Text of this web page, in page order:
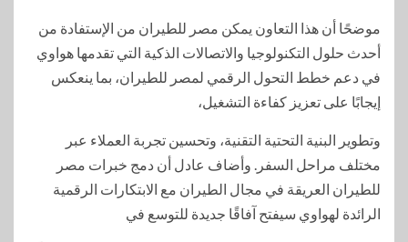
موضحًا أن هذا التعاون يمكن مصر للطيران من الإستفادة من
أحدث حلول التكنولوجيا والاتصالات الذكية التي تقدمها هواوي
في دعم خطط التحول الرقمي لمصر للطيران، بما ينعكس
إيجابًا على تعزيز كفاءة التشغيل،
وتطوير البنية التحتية التقنية، وتحسين تجربة العملاء عبر
مختلف مراحل السفر. وأضاف عادل أن دمج خبرات مصر
للطيران العريقة في مجال الطيران مع الابتكارات الرقمية
الرائدة لهواوي سيفتح آفاقًا جديدة للتوسع في